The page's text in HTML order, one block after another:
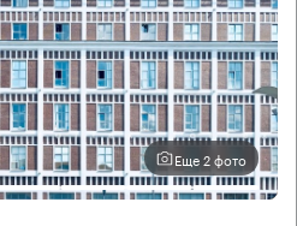
Еще 2 фото